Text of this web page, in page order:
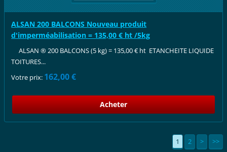
ALSAN 200 BALCONS Nouveau produit
d'imperméabilisation = 135,00 € ht /5kg
ALSAN ® 200 BALCONS (5 kg) = 135,00 € ht ETANCHEITE LIQUIDE
TOITURES...
Votre prix: 162,00 €
1 2 > >>